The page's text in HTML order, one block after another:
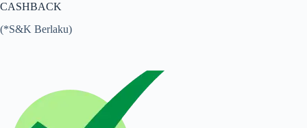
CASHBACK
(*S&K Berlaku)